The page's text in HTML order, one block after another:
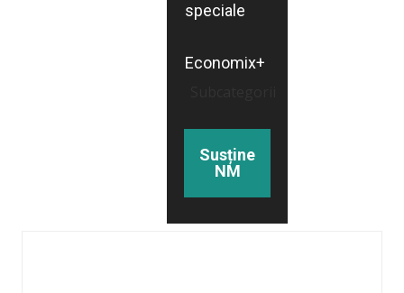
speciale
Economix+
Susține
NM